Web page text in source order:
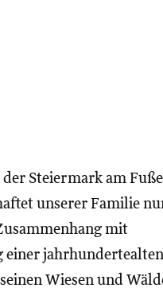
Steiermark am
unserer Familie
mit
jahrhundertealten
Wiesen und